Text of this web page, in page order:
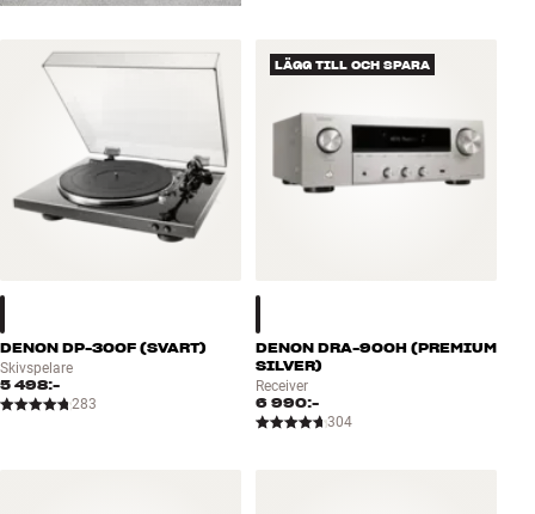
DENON DP-300F (SVART)
Skivspelare
5 498:-
283
LÄGG TILL OCH SPARA
DENON DRA-900H (PREMIUM
SILVER)
Receiver
6 990:-
304